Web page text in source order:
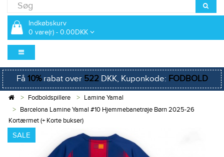
Indkøbskurv
0 vare(r) - 0.00DKK
Få 10%rabat over 522DKK, Kuponkode: FODBOLD
Fodboldspillere
Lamine Yamal
Barcelona Lamine Yamal #10 Hjemmebanetrøje Børn 2025-26
Kortærmet (+ Korte bukser)
SALE